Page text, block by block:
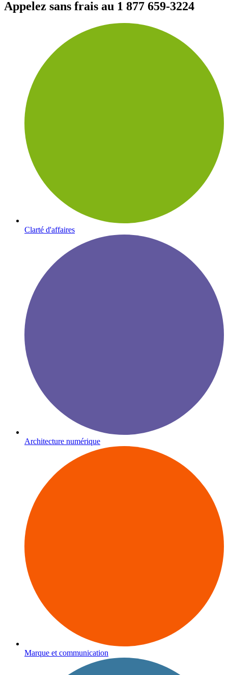
Appelez sans frais au 1 877 659-3224
Clarté d'affaires
Architecture numérique
Marque et communication